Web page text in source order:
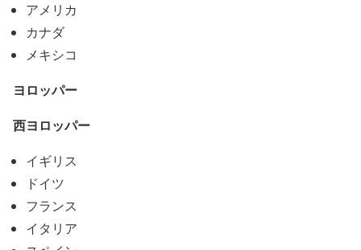
アメリカ
カナダ
メキシコ
ヨロッパー
西ヨロッパー
イギリス
ドイツ
フランス
イタリア